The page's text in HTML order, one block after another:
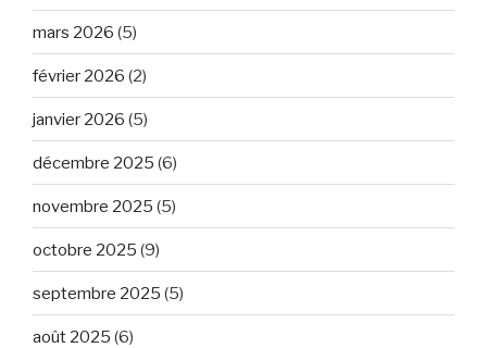
mars 2026 (5)
février 2026 (2)
janvier 2026 (5)
décembre 2025 (6)
novembre 2025 (5)
octobre 2025 (9)
septembre 2025 (5)
août 2025 (6)